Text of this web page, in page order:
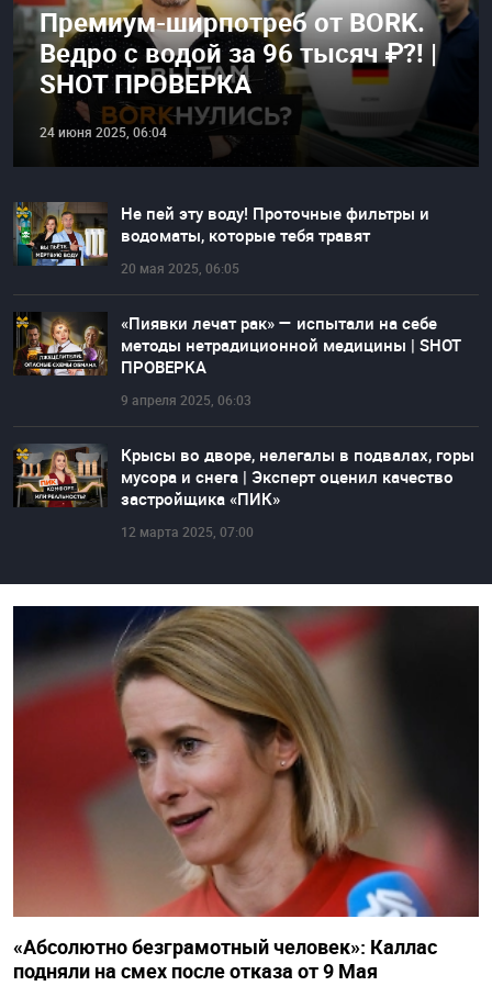
Премиум-ширпотреб от BORK.
Ведро с водой за 96 тысяч ₽?! |
SHOT ПРОВЕРКА
24 июня 2025, 06:04
Не пей эту воду! Проточные фильтры и
водоматы, которые тебя травят
20 мая 2025, 06:05
«Пиявки лечат рак» — испытали на себе
методы нетрадиционной медицины | SHOT
ПРОВЕРКА
9 апреля 2025, 06:03
Крысы во дворе, нелегалы в подвалах, горы
мусора и снега | Эксперт оценил качество
застройщика «ПИК»
12 марта 2025, 07:00
«Абсолютно безграмотный человек»: Каллас
подняли на смех после отказа от 9 Мая